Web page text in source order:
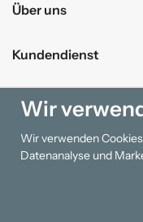
Über uns
Kundendienst
Einkaufen
Information
Wir
Wir verwenden
Datenanalyse und